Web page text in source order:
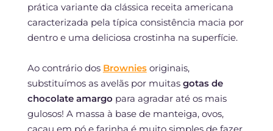
prática variante da clássica receita americana
caracterizada pela típica consistência macia por
dentro e uma deliciosa crostinha na superfície.
Ao contrário dos Browniesoriginais,
substituímos as avelãs por muitas gotas de
chocolate amargo para agradar até os mais
gulosos! A massa à base de manteiga, ovos,
cacau em pó e farinha é muito simples de fazer